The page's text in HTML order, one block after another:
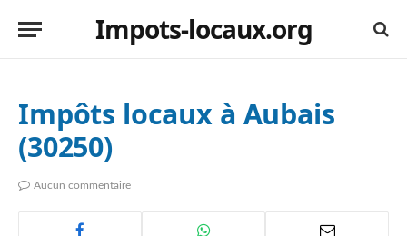
Impots-locaux.org
Impôts locaux à Aubais
(30250)
Aucun commentaire